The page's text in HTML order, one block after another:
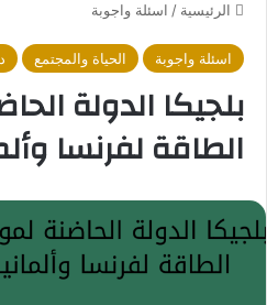
الرئيسية / اسئلة واجوبة
اسئلة واجوبة الحياة والمجتمع
بلجيكا الدولة
الطاقة لفرنسا